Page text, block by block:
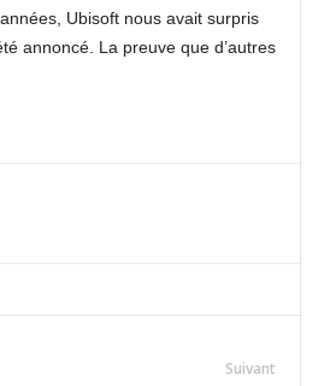
Ubisoft nous avait surpris
annoncé. La preuve que d’autres
Suivant